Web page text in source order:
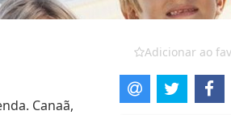
Canaã,
Adicionar ao